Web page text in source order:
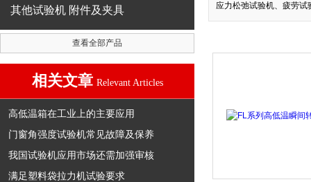
其他试验机 附件及夹具
查看全部产品
相关文章 Relevant Articles
高低温箱在工业上的主要应用
门窗角强度试验机常见故障及保养
我国试验机应用市场还需加强审核
满足塑料袋拉力机试验要求
应力松弛试验机、疲劳